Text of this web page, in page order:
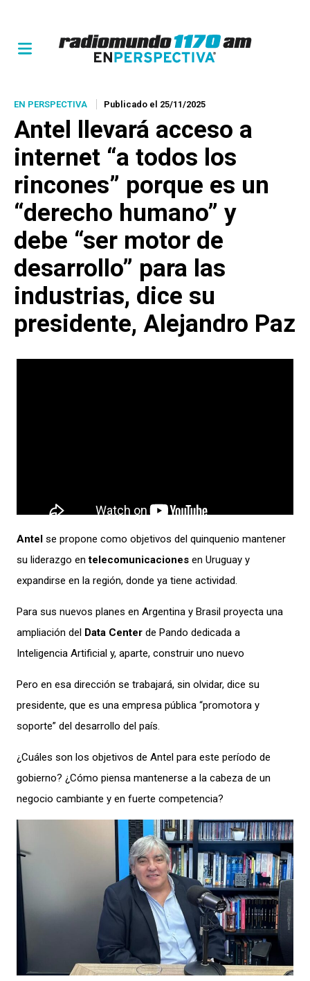
EN PERSPECTIVA Publicado el 25/11/2025
Antel llevará acceso a
internet “a todos los
rincones” porque es un
“derecho humano” y
debe “ser motor de
desarrollo” para las
industrias, dice su
presidente, Alejandro Paz
Antel se propone como objetivos del quinquenio mantener
su liderazgo entelecomunicaciones en Uruguay y
expandirse en la región, donde ya tiene actividad.
Para sus nuevos planes en Argentina y Brasil proyecta una
ampliación del Data Center de Pando dedicada a
Inteligencia Artificial y, aparte, construir uno nuevo
Pero en esa dirección se trabajará, sin olvidar, dice su
presidente, que es una empresa pública “promotora y
soporte” del desarrollo del país.
¿Cuáles son los objetivos de Antel para este período de
gobierno? ¿Cómo piensa mantenerse a la cabeza de un
negocio cambiante y en fuerte competencia?